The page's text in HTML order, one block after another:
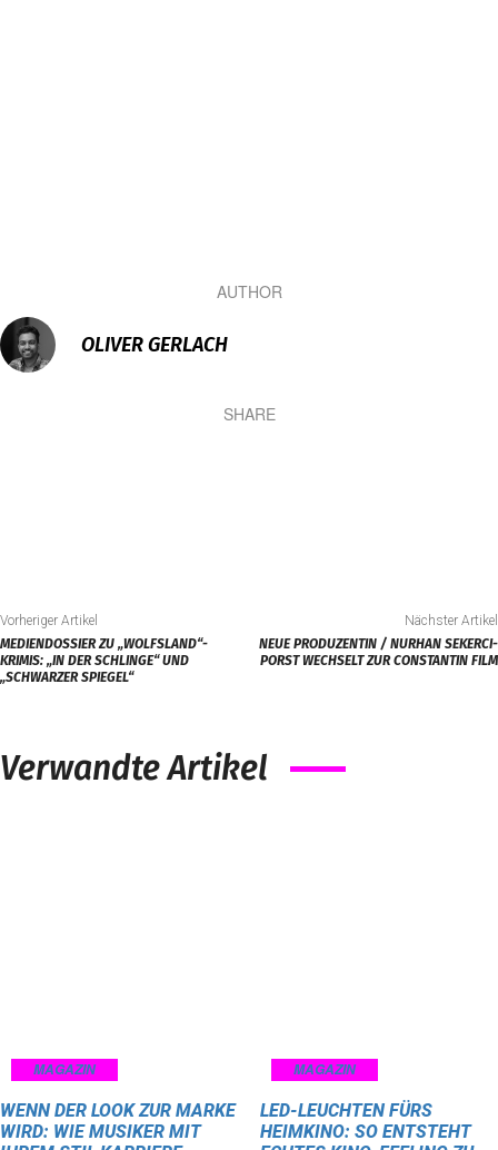
AUTHOR
OLIVER GERLACH
SHARE
Vorheriger Artikel
MEDIENDOSSIER ZU „WOLFSLAND“-
KRIMIS: „IN DER SCHLINGE“ UND
„SCHWARZER SPIEGEL“
Nächster Artikel
NEUE PRODUZENTIN / NURHAN SEKERCI-
PORST WECHSELT ZUR CONSTANTIN FILM
Verwandte Artikel
MAGAZIN
WENN DER LOOK ZUR MARKE
WIRD: WIE MUSIKER MIT
MAGAZIN
LED-LEUCHTEN FÜRS
HEIMKINO: SO ENTSTEHT